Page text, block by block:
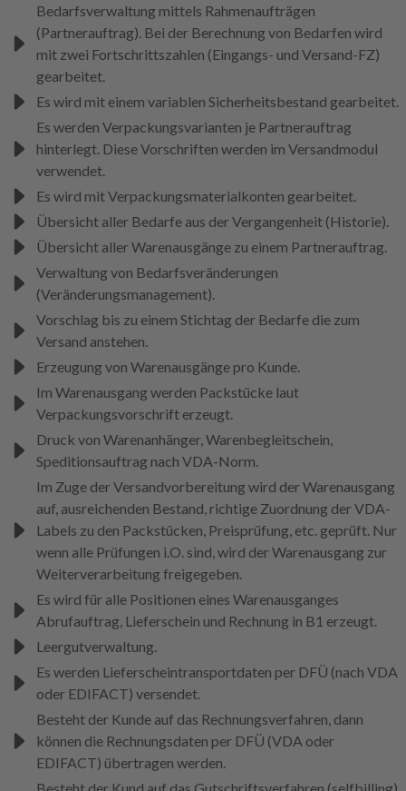
Bedarfsverwaltung mittels Rahmenaufträgen
(Partnerauftrag). Bei der Berechnung von Bedarfen wird
mit zwei Fortschrittszahlen (Eingangs- und Versand-FZ)
gearbeitet.
Es wird mit einem variablen Sicherheitsbestand gearbeitet.
Es werden Verpackungsvarianten je Partnerauftrag
hinterlegt. Diese Vorschriften werden im Versandmodul
verwendet.
Es wird mit Verpackungsmaterialkonten gearbeitet.
Übersicht aller Bedarfe aus der Vergangenheit (Historie).
Übersicht aller Warenausgänge zu einem Partnerauftrag.
Verwaltung von Bedarfsveränderungen
(Veränderungsmanagement).
Vorschlag bis zu einem Stichtag der Bedarfe die zum
Versand anstehen.
Erzeugung von Warenausgänge pro Kunde.
Im Warenausgang werden Packstücke laut
Verpackungsvorschrift erzeugt.
Druck von Warenanhänger, Warenbegleitschein,
Speditionsauftrag nach VDA-Norm.
Im Zuge der Versandvorbereitung wird der Warenausgang
auf, ausreichenden Bestand, richtige Zuordnung der VDA-
Labels zu den Packstücken, Preisprüfung, etc. geprüft. Nur
wenn alle Prüfungen i.O. sind, wird der Warenausgang zur
Weiterverarbeitung freigegeben.
Es wird für alle Positionen eines Warenausganges
Abrufauftrag, Lieferschein und Rechnung in B1 erzeugt.
Leergutverwaltung.
Es werden Lieferscheintransportdaten per DFÜ (nach VDA
oder EDIFACT) versendet.
Besteht der Kunde auf das Rechnungsverfahren, dann
können die Rechnungsdaten per DFÜ (VDA oder
EDIFACT) übertragen werden.
Besteht der Kund auf das Gutschriftsverfahren (selfbilling)